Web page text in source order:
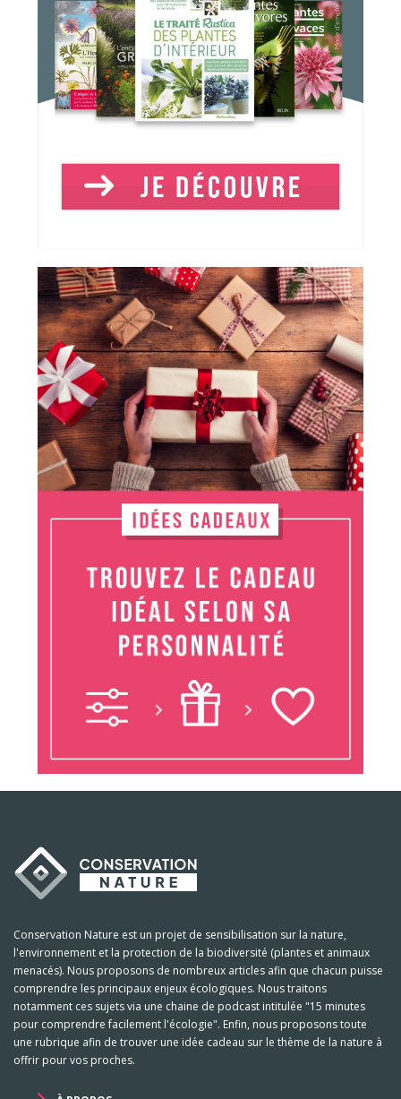
Conservation Nature est un projet de sensibilisation sur la nature,
l'environnement et la protection de la biodiversité (plantes et animaux
menacés). Nous proposons de nombreux articles afin que chacun puisse
comprendre les principaux enjeux écologiques. Nous traitons
notamment ces sujets via une chaine de podcast intitulée "15 minutes
pour comprendre facilement l'écologie". Enfin, nous proposons toute
une rubrique afin de trouver une idée cadeau sur le thème de la nature à
offrir pour vos proches.